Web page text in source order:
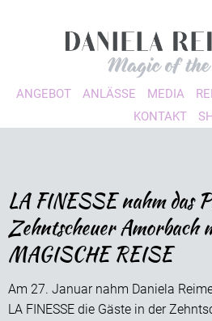
ANGEBOT ANLÄSSE MEDIA
KONTAKT
LA FINESSE nahm das
Zehntscheuer Amorbach
MAGISCHE REISE
Am 27. Januar nahm Daniela
LA FINESSE die Gäste in der